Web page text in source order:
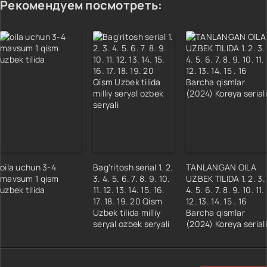
Рекомендуем посмотреть:
oila uchun 3-4
mavsum 1 qism
uzbek tilida
Bag'ritosh serial 1. 2.
3. 4. 5. 6. 7. 8. 9. 10.
11. 12. 13. 14. 15. 16.
17. 18. 19. 20 Qism
Uzbek tilida milliy
seryal ozbek seryali
TANLANGAN OILA
UZBEK TILIDA 1. 2. 3.
4. 5. 6. 7. 8. 9. 10. 11.
12. 13. 14. 15 . 16
Barcha qismlar
(2024) Koreya seriali